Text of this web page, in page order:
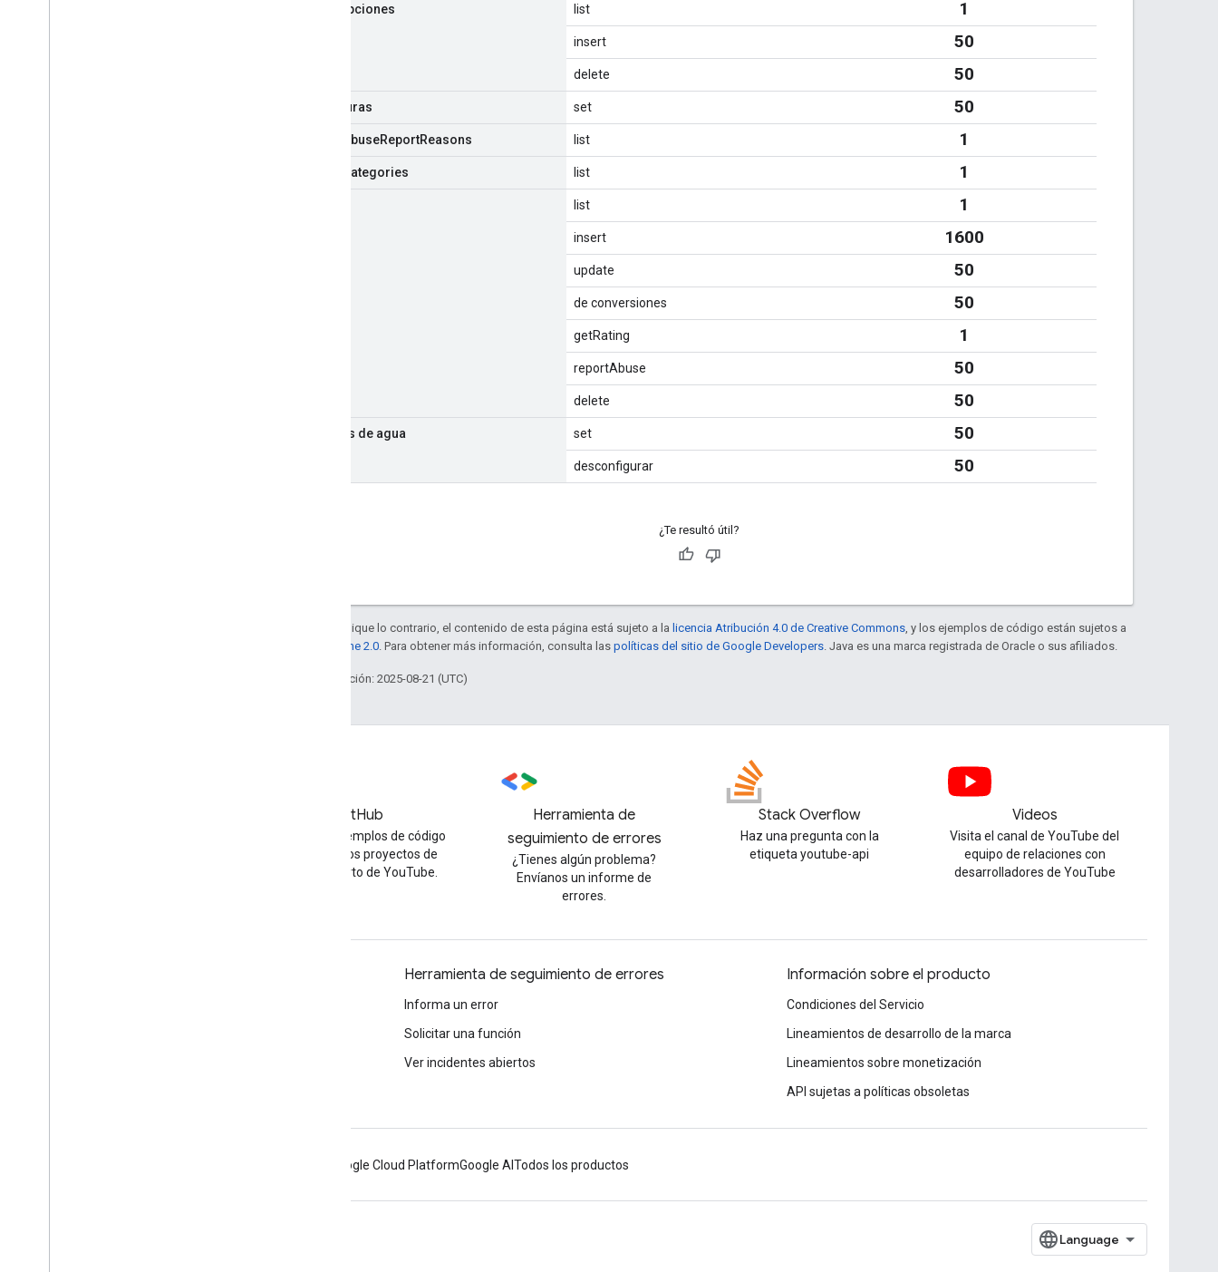
suscripciones list 1
insert 50
delete 50
Miniaturas set 50
AbuseReportReasons list 1
Categories list 1
list 1
insert 1600
update 50
de conversiones 50
getRating 1
reportAbuse 50
delete 50
marcas de agua set 50
desconfigurar 50
¿Te resultó útil?
Salvo que se indique lo contrario, el contenido de esta página está sujeto a la licencia Atribución 4.0 de Creative Commons , y los ejemplos de código están sujetos a
licencia Apache 2.0 . Para obtener más información, consulta las políticas del sitio de Google Developers . Java es una marca registrada de Oracle o sus afiliados.
Última actualización: 2025-08-21 (UTC)
GitHub
Encuentra ejemplos de código
de API y otros proyectos de
código abierto de YouTube.
Herramienta de
seguimiento de errores
¿Tienes algún problema?
Envíanos un informe de
errores.
Stack Overflow
Haz una pregunta con la
etiqueta youtube-api
Videos
Visita el canal de YouTube del
equipo de relaciones con
desarrolladores de YouTube
Herramienta de seguimiento de errores
Informa un error
Solicitar una función
Ver incidentes abiertos
Información sobre el producto
Condiciones del Servicio
Lineamientos de desarrollo de la marca
Lineamientos sobre monetización
API sujetas a políticas obsoletas
Google Cloud PlatformGoogle AI Todos los productos